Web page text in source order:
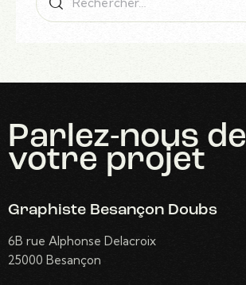
Parlez-nous de
votre projet
Graphiste Besançon Doubs
6B rue Alphonse Delacroix
25000 Besançon